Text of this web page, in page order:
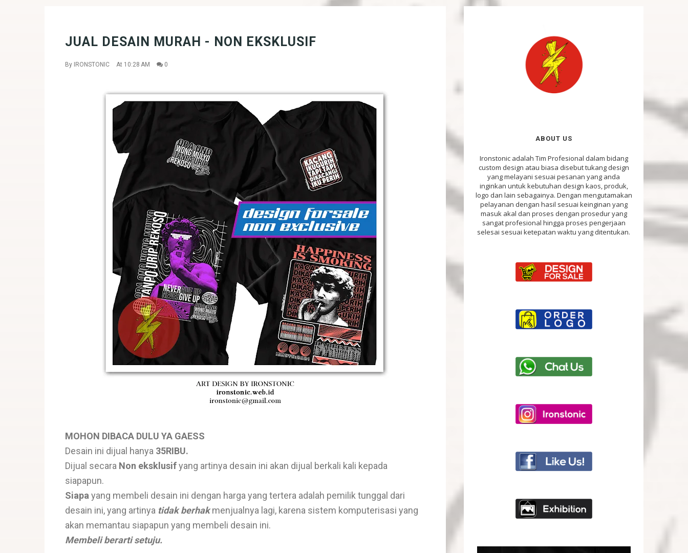
JUAL DESAIN MURAH - NON EKSKLUSIF
By IRONSTONIC At 10:28 AM 0
MOHON DIBACA DULU YA GAESS
Desain ini dijual hanya 35RIBU.
Dijual secara Non eksklusifyang artinya desain ini akan dijual berkali kali kepada
siapapun.
Siapa yang membeli desain ini dengan harga yang tertera adalah pemilik tunggal dari
desain ini, yang artinya tidak berhakmenjualnya lagi, karena sistem komputerisasi yang
akan memantau siapapun yang membeli desain ini.
Membeli berarti setuju.
ABOUT US
Ironstonic adalah Tim Profesional dalam bidang
custom design atau biasa disebut tukang design
yang melayani sesuai pesanan yang anda
inginkan untuk kebutuhan design kaos, produk,
logo dan lain sebagainya. Dengan mengutamakan
pelayanan dengan hasil sesuai keinginan yang
masuk akal dan proses dengan prosedur yang
sangat profesional hingga proses pengerjaan
selesai sesuai ketepatan waktu yang ditentukan.